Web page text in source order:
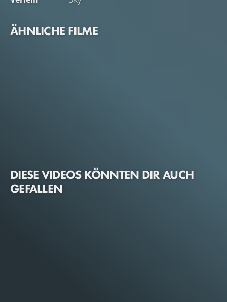
ÄHNLICHE FILME
DIESE VIDEOS KÖNNTEN DIR AUCH
GEFALLEN